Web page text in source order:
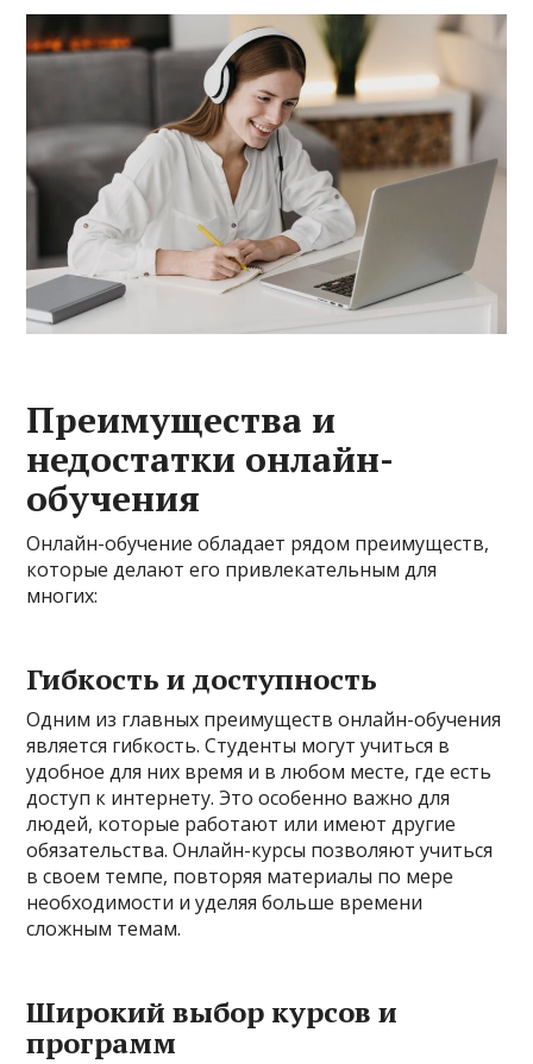
Преимущества и
недостатки онлайн-
обучения
Онлайн-обучение обладает рядом преимуществ,
которые делают его привлекательным для
многих:
Гибкость и доступность
Одним из главных преимуществ онлайн-обучения
является гибкость. Студенты могут учиться в
удобное для них время и в любом месте, где есть
доступ к интернету. Это особенно важно для
людей, которые работают или имеют другие
обязательства. Онлайн-курсы позволяют учиться
в своем темпе, повторяя материалы по мере
необходимости и уделяя больше времени
сложным темам.
Широкий выбор курсов и
программ